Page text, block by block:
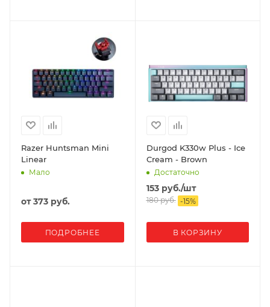
Razer Huntsman Mini
Linear
Мало
от373 руб.
ПОДРОБНЕЕ
Durgod K330w Plus - Ice
Cream - Brown
Достаточно
153руб./шт
180руб. -15%
В КОРЗИНУ